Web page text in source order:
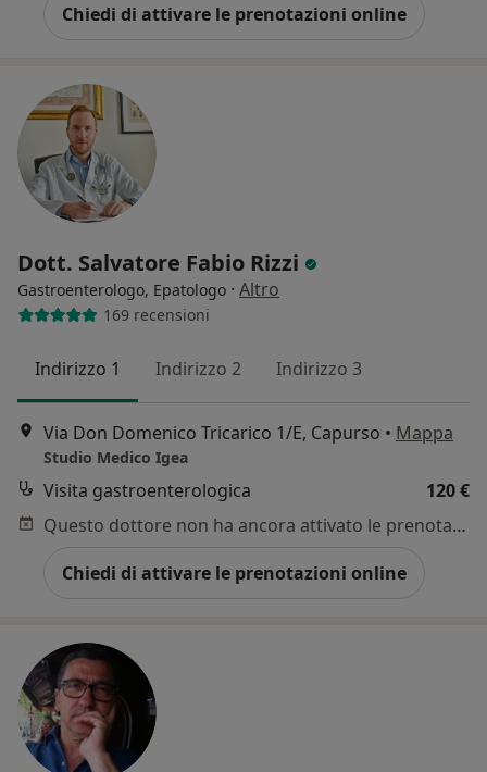
Chiedi di attivare le prenotazioni online
Dott. Salvatore Fabio Rizzi
Gastroenterologo, Epatologo · Altro
169 recensioni
Indirizzo 1 Indirizzo 2 Indirizzo 3
Via Don Domenico Tricarico 1/E, Capurso • Mappa
Studio Medico Igea
Visita gastroenterologica
120 €
Questo dottore non ha ancora attivato le prenotazioni online presso questo indirizzo.
Chiedi di attivare le prenotazioni online